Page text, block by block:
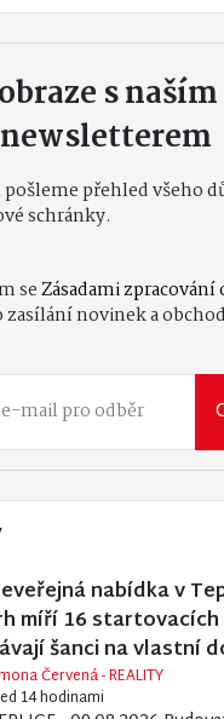
s naším
pošleme přehled všeho
schránky.
seZásadami
zasílání novinek a
nabídka v
míří 16
šanci na vlastní
Červená - REALITY
14 hodinami